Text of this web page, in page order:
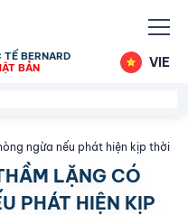
TẾ BERNARD
BẢN
VIE
ngừa nếu phát hiện kịp thời
LẶNG CÓ
PHÁT HIỆN KỊP